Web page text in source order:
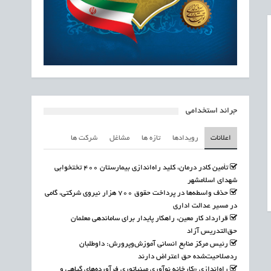
جرائد استخدامی
اعلانات رویدادها تازه ها مشاغل شرکت ها
تأمین کادر درمان، کلید راه‌اندازی بیمارستان ۴۰۰ تختخوابی
شهدای اسلامشهر
حذف واسطه‌ها در پرداخت حقوق ۷۰۰ هزار نیروی شرکتی، گامی
در مسیر عدالت اداری
قرارداد کار معین، راهکار پایدار برای ساماندهی معلمان
حق‌التدریس آزاد
رئیس مرکز منابع انسانی آموزش‌وپرورش: داوطلبان
ردصلاحیت‌شده حق اعتراض دارند